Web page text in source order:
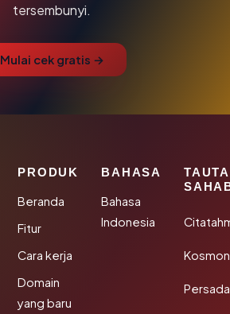
tersembunyi.
Mulai cek gratis →
PRODUK
Beranda
Fitur
Cara kerja
Domain
yang baru
BAHASA
Bahasa
Indonesia